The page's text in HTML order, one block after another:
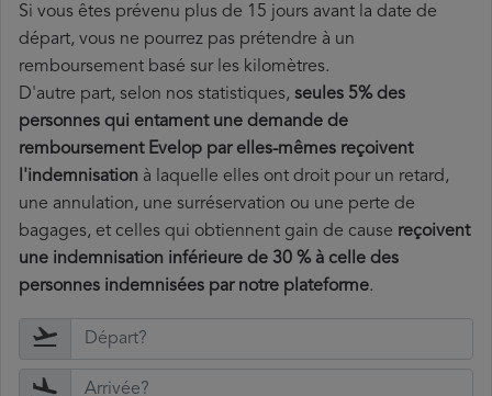
Si vous êtes prévenu plus de 15 jours avant la date de
départ, vous ne pourrez pas prétendre à un
remboursement basé sur les kilomètres.
D'autre part, selon nos statistiques, seules 5% des
personnes qui entament une demande de
remboursement Evelop par elles-mêmes reçoivent
l'indemnisation à laquelle elles ont droit pour un retard,
une annulation, une surréservation ou une perte de
bagages, et celles qui obtiennent gain de cause reçoivent
une indemnisation inférieure de 30 % à celle des
personnes indemnisées par notre plateforme.